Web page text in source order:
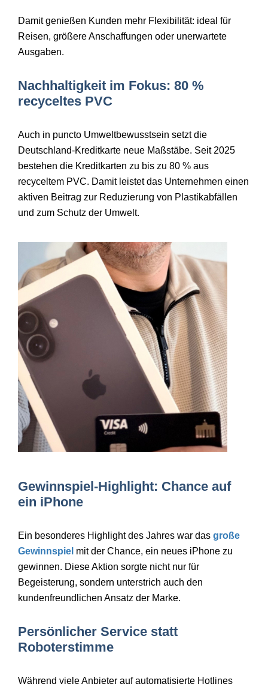
Damit genießen Kunden mehr Flexibilität: ideal für
Reisen, größere Anschaffungen oder unerwartete
Ausgaben.
Nachhaltigkeit im Fokus: 80 %
recyceltes PVC
Auch in puncto Umweltbewusstsein setzt die
Deutschland-Kreditkarte neue Maßstäbe. Seit 2025
bestehen die Kreditkarten zu bis zu 80 % aus
recyceltem PVC. Damit leistet das Unternehmen einen
aktiven Beitrag zur Reduzierung von Plastikabfällen
und zum Schutz der Umwelt.
Gewinnspiel-Highlight: Chance auf
ein iPhone
Ein besonderes Highlight des Jahres war das große
Gewinnspiel mit der Chance, ein neues iPhone zu
gewinnen. Diese Aktion sorgte nicht nur für
Begeisterung, sondern unterstrich auch den
kundenfreundlichen Ansatz der Marke.
Persönlicher Service statt
Roboterstimme
Während viele Anbieter auf automatisierte Hotlines